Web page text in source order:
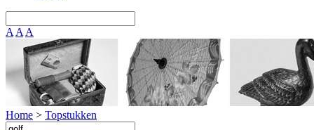
A A A
Home > Topstukken